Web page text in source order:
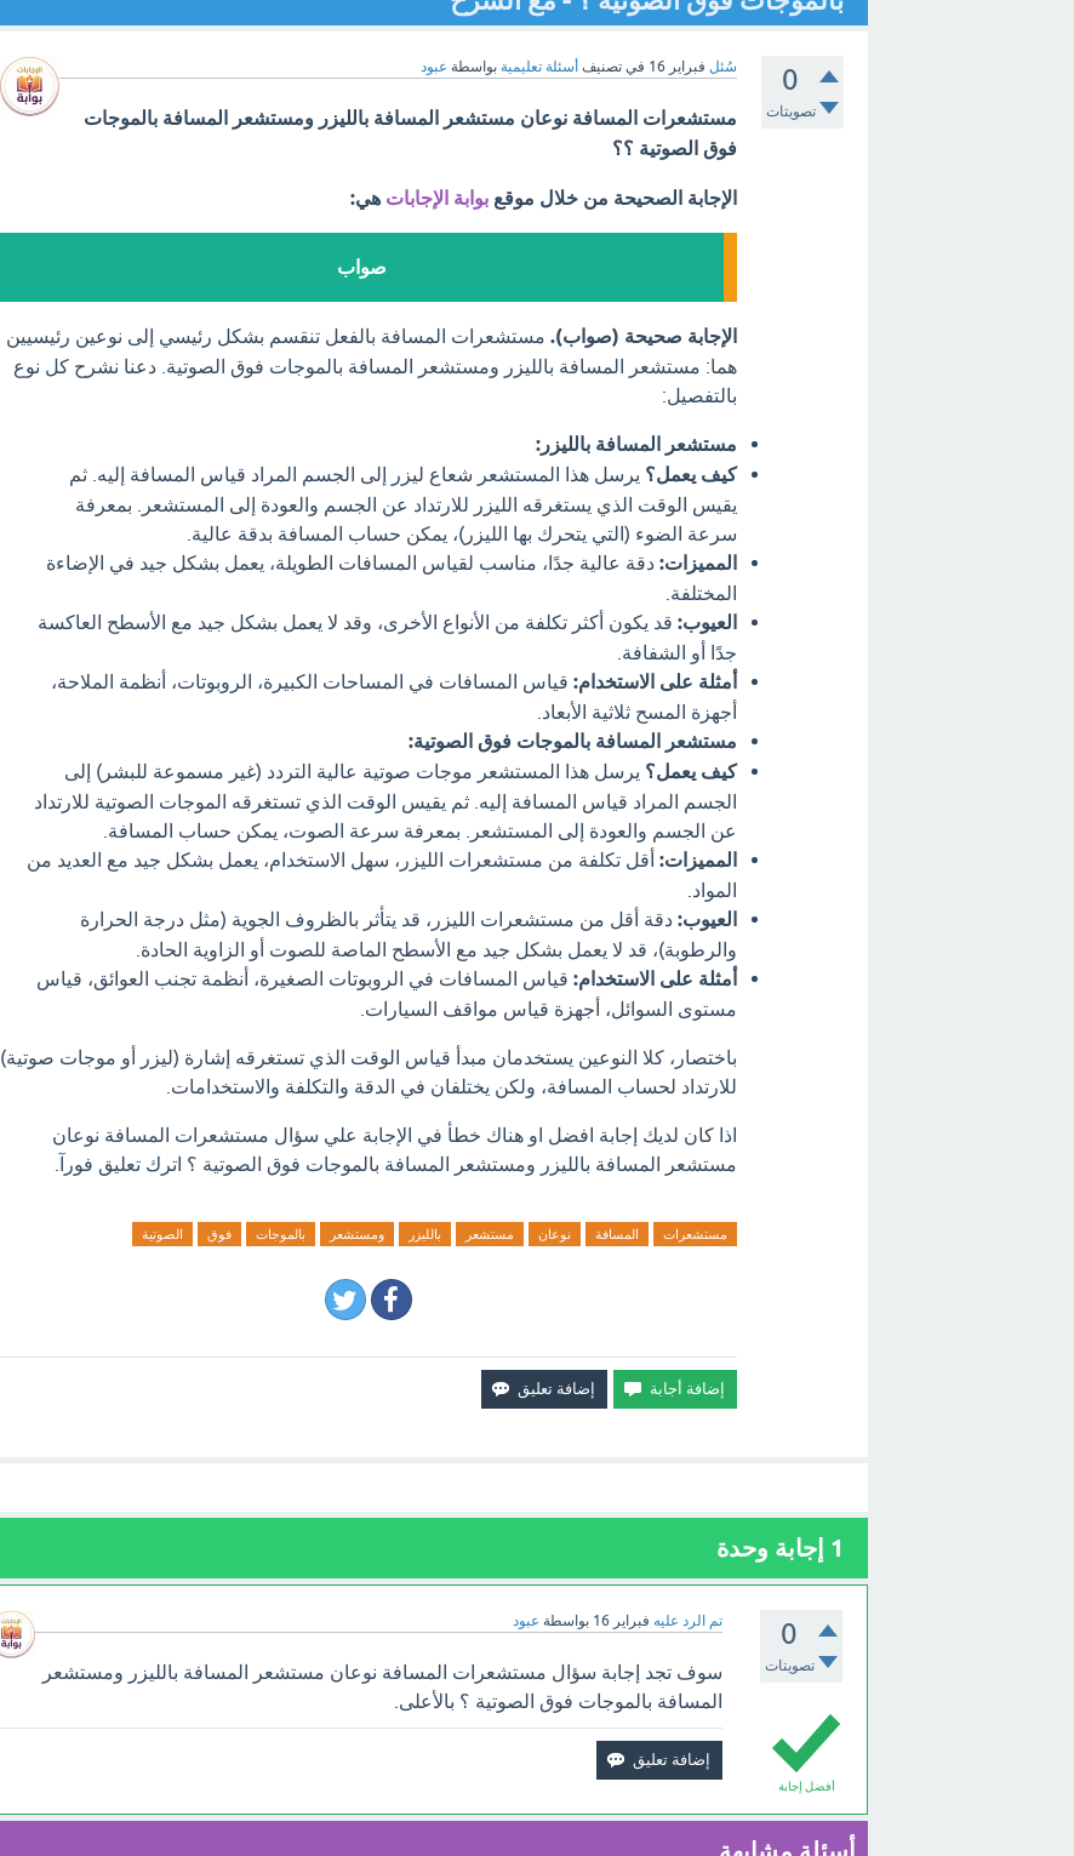
0
تصويتات
سُئل فبراير 16 في تصنيف أسئلة تعليمية بواسطة عبود
مستشعرات المسافة نوعان مستشعر المسافة بالليزر ومستشعر المسافة بالموجات
فوق الصوتية ؟؟
الإجابة الصحيحة من خلال موقع بوابة الإجابات هي:
صواب
الإجابة صحيحة (صواب). مستشعرات المسافة بالفعل تنقسم بشكل رئيسي إلى نوعين رئيسيين
هما: مستشعر المسافة بالليزر ومستشعر المسافة بالموجات فوق الصوتية. دعنا نشرح كل نوع
بالتفصيل:
مستشعر المسافة بالليزر:
كيف يعمل؟ يرسل هذا المستشعر شعاع ليزر إلى الجسم المراد قياس المسافة إليه. ثم
يقيس الوقت الذي يستغرقه الليزر للارتداد عن الجسم والعودة إلى المستشعر. بمعرفة
سرعة الضوء (التي يتحرك بها الليزر)، يمكن حساب المسافة بدقة عالية.
المميزات: دقة عالية جدًا، مناسب لقياس المسافات الطويلة، يعمل بشكل جيد في الإضاءة
المختلفة.
العيوب: قد يكون أكثر تكلفة من الأنواع الأخرى، وقد لا يعمل بشكل جيد مع الأسطح العاكسة
جدًا أو الشفافة.
أمثلة على الاستخدام: قياس المسافات في المساحات الكبيرة، الروبوتات، أنظمة الملاحة،
أجهزة المسح ثلاثية الأبعاد.
مستشعر المسافة بالموجات فوق الصوتية:
كيف يعمل؟ يرسل هذا المستشعر موجات صوتية عالية التردد (غير مسموعة للبشر) إلى
الجسم المراد قياس المسافة إليه. ثم يقيس الوقت الذي تستغرقه الموجات الصوتية للارتداد
عن الجسم والعودة إلى المستشعر. بمعرفة سرعة الصوت، يمكن حساب المسافة.
المميزات: أقل تكلفة من مستشعرات الليزر، سهل الاستخدام، يعمل بشكل جيد مع العديد من
المواد.
العيوب: دقة أقل من مستشعرات الليزر، قد يتأثر بالظروف الجوية (مثل درجة الحرارة
والرطوبة)، قد لا يعمل بشكل جيد مع الأسطح الماصة للصوت أو الزاوية الحادة.
أمثلة على الاستخدام: قياس المسافات في الروبوتات الصغيرة، أنظمة تجنب العوائق، قياس
مستوى السوائل، أجهزة قياس مواقف السيارات.
باختصار، كلا النوعين يستخدمان مبدأ قياس الوقت الذي تستغرقه إشارة (ليزر أو موجات صوتية)
للارتداد لحساب المسافة، ولكن يختلفان في الدقة والتكلفة والاستخدامات.
اذا كان لديك إجابة افضل او هناك خطأ في الإجابة علي سؤال مستشعرات المسافة نوعان
مستشعر المسافة بالليزر ومستشعر المسافة بالموجات فوق الصوتية ؟ اترك تعليق فورآ.
مستشعرات المسافة نوعان مستشعر بالليزر ومستشعر بالموجات فوق الصوتية
1 إجابة وحدة
0
تصويتات
تم الرد عليه فبراير 16 بواسطة عبود
أفضل إجابة
سوف تجد إجابة سؤال مستشعرات المسافة نوعان مستشعر المسافة بالليزر ومستشعر
المسافة بالموجات فوق الصوتية ؟ بالأعلى.